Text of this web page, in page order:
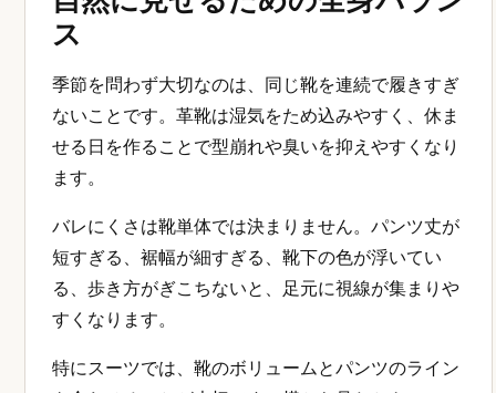
ス
季節を問わず大切なのは、同じ靴を連続で履きすぎ
ないことです。革靴は湿気をため込みやすく、休ま
せる日を作ることで型崩れや臭いを抑えやすくなり
ます。
バレにくさは靴単体では決まりません。パンツ丈が
短すぎる、裾幅が細すぎる、靴下の色が浮いてい
る、歩き方がぎこちないと、足元に視線が集まりや
すくなります。
特にスーツでは、靴のボリュームとパンツのライン